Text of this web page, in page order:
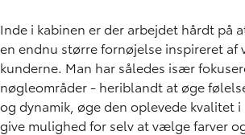
Inde i kabinen er der arbejdet hårdt på
en endnu større fornøjelse inspireret af
kunderne. Man har således især
nøgleområder - heriblandt at øge
og dynamik, øge den oplevede kvalitet
give mulighed for selv at vælge farver